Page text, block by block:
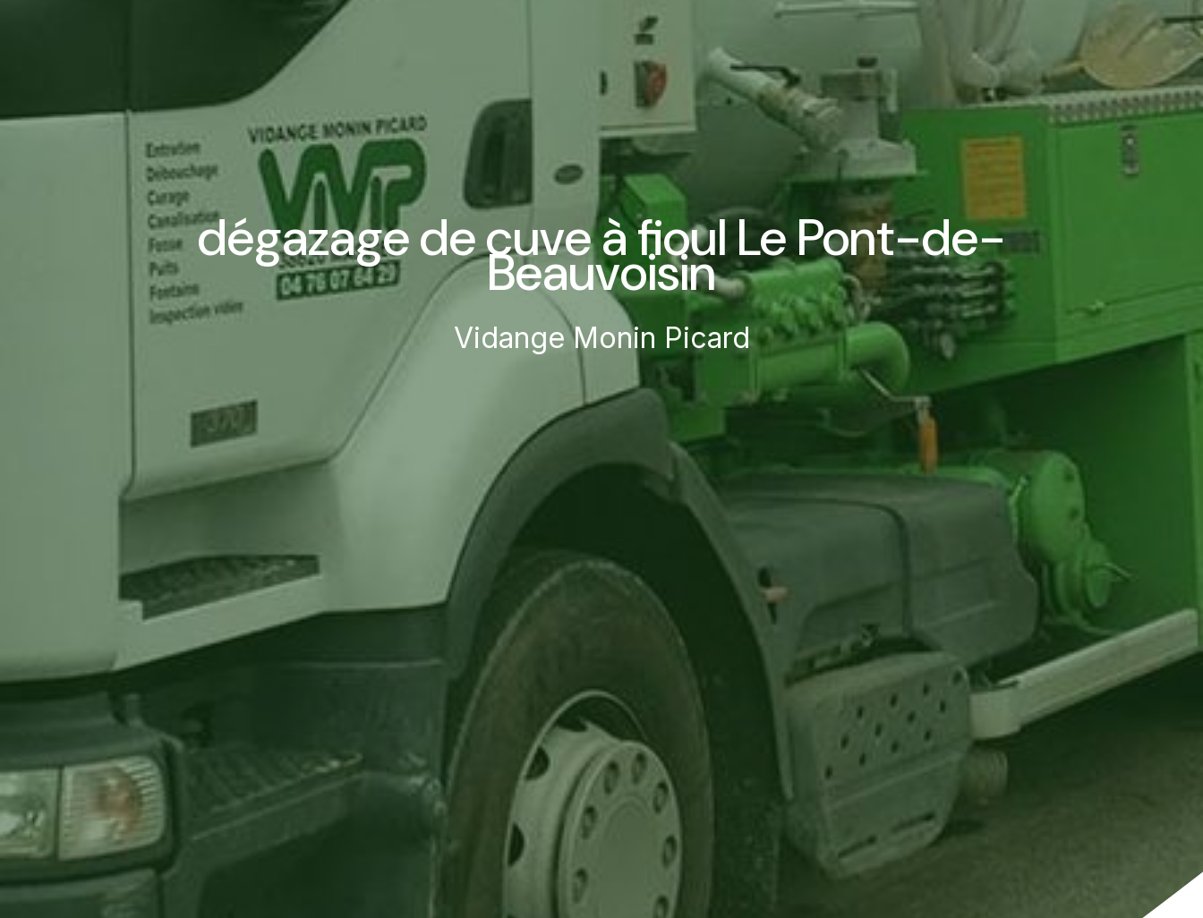
dégazage de cuve à fioul Le Pont-de-
Beauvoisin
Vidange Monin Picard